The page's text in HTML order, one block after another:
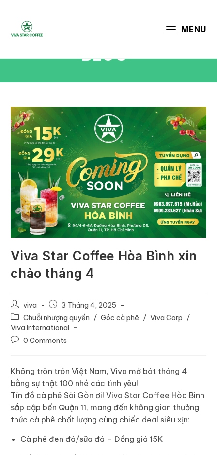
MENU
BLOG
Viva Star Coffee Hòa Bình xin
chào tháng 4
viva
3 Tháng 4, 2025
Chuỗi nhượng quyền / Góc cà phê / Viva Corp /
Viva International
0 Comments
Không trôn trôn Việt Nam, Viva mở bát tháng 4
bằng sự thật 100 nhé các tình yêu!
Tín đồ cà phê Sài Gòn ơi! Viva Star Coffee Hòa Bình
sắp cập bến Quận 11, mang đến không gian thưởng
thức cà phê chất lượng cùng chiếc deal siêu xịn:
Cà phê đen đá/sữa đá – Đồng giá 15K